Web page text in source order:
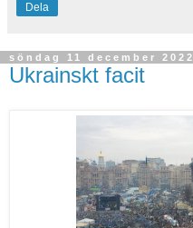
Dela
söndag 11 december 2022
Ukrainskt facit